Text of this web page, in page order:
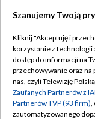
Abonament TVP
Emisja w TVP
Centrum
Szanujemy Twoją
Kliknij "Akceptuję i
korzystanie z technologii
dostęp do informacji na
przechowywanie oraz na
nas, czyli Telewizję
Zaufanych Partnerów z
Partnerów TVP (93 firm),
zautomatyzowanego